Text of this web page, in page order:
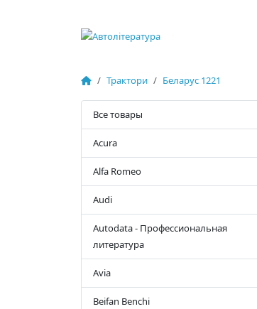
Трактори Беларус 1221
Все товары
Acura
Alfa Romeo
Audi
Autodata - Профессиональная
литература
Avia
Beifan Benchi